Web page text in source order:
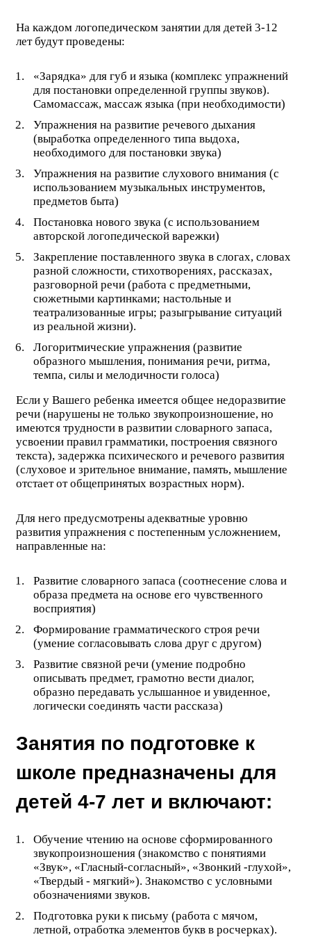
На каждом логопедическом занятии для детей 3-12
лет будут проведены:
«Зарядка» для губ и языка (комплекс упражнений
для постановки определенной группы звуков).
Самомассаж, массаж языка (при необходимости)
Упражнения на развитие речевого дыхания
(выработка определенного типа выдоха,
необходимого для постановки звука)
Упражнения на развитие слухового внимания (с
использованием музыкальных инструментов,
предметов быта)
Постановка нового звука (с использованием
авторской логопедической варежки)
Закрепление поставленного звука в слогах, словах
разной сложности, стихотворениях, рассказах,
разговорной речи (работа с предметными,
сюжетными картинками; настольные и
театрализованные игры; разыгрывание ситуаций
из реальной жизни).
Логоритмические упражнения (развитие
образного мышления, понимания речи, ритма,
темпа, силы и мелодичности голоса)
Если у Вашего ребенка имеется общее недоразвитие
речи (нарушены не только звукопроизношение, но
имеются трудности в развитии словарного запаса,
усвоении правил грамматики, построения связного
текста), задержка психического и речевого развития
(слуховое и зрительное внимание, память, мышление
отстает от общепринятых возрастных норм).
Для него предусмотрены адекватные уровню
развития упражнения с постепенным усложнением,
направленные на:
Развитие словарного запаса (соотнесение слова и
образа предмета на основе его чувственного
восприятия)
Формирование грамматического строя речи
(умение согласовывать слова друг с другом)
Развитие связной речи (умение подробно
описывать предмет, грамотно вести диалог,
образно передавать услышанное и увиденное,
логически соединять части рассказа)
Занятия по подготовке к
школе предназначены для
детей 4-7 лет и включают:
Обучение чтению на основе сформированного
звукопроизношения (знакомство с понятиями
«Звук», «Гласный-согласный», «Звонкий -глухой»,
«Твердый - мягкий»). Знакомство с условными
обозначениями звуков.
Подготовка руки к письму (работа с мячом,
летной, отработка элементов букв в росчерках).